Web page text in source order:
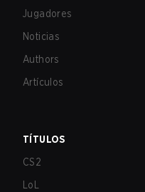
Jugadores
Noticias
Authors
Artículos
TÍTULOS
CS2
LoL